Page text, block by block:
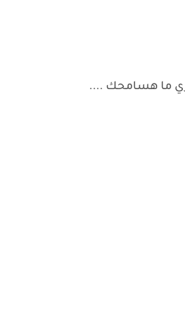
ما هسامحك ....